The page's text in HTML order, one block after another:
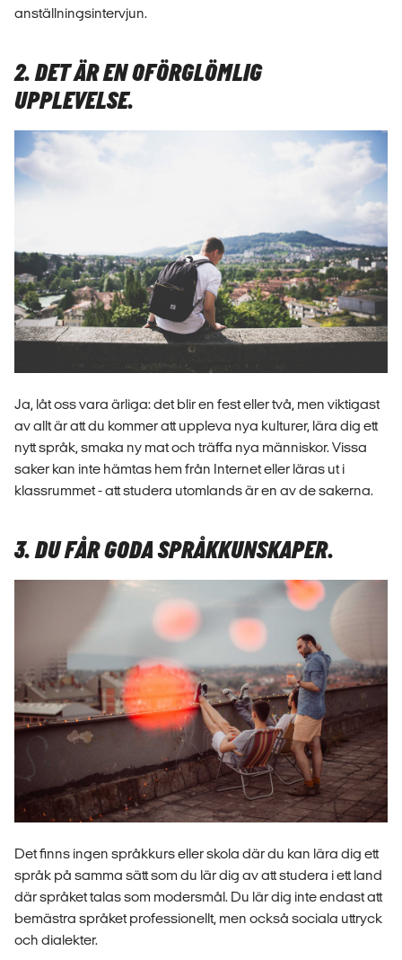
anställningsintervjun.
2. DET ÄR EN OFÖRGLÖMLIG
UPPLEVELSE.
Ja, låt oss vara ärliga: det blir en fest eller två, men viktigast
av allt är att du kommer att uppleva nya kulturer, lära dig ett
nytt språk, smaka ny mat och träffa nya människor. Vissa
saker kan inte hämtas hem från Internet eller läras ut i
klassrummet - att studera utomlands är en av de sakerna.
3. DU FÅR GODA SPRÅKKUNSKAPER.
Det finns ingen språkkurs eller skola där du kan lära dig ett
språk på samma sätt som du lär dig av att studera i ett land
där språket talas som modersmål. Du lär dig inte endast att
bemästra språket professionellt, men också sociala uttryck
och dialekter.